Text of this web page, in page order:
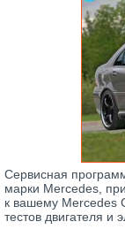
Сервисная
марки Mercedes,
к вашему Mercedes
тестов двигателя и